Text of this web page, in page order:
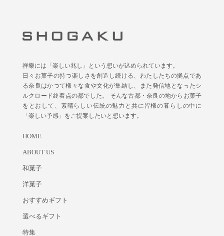
祥樂には「楽しい兆し」という想いが込められています。
日々お菓子の持つ楽しさを創造し続ける、わたしたちの拠点であ
る奈良はかつて様々な食や文化が集結し、また発信地となったシ
ルクロード終着点の都でした。 そんな古都・奈良の地からお菓子
をとおして、素晴らしい伝統の魅力と共に皆様の暮らしの中に
「楽しい予感」をご提案したいと想います。
HOME
ABOUT US
和菓子
洋菓子
おすすめギフト
選べるギフト
特集